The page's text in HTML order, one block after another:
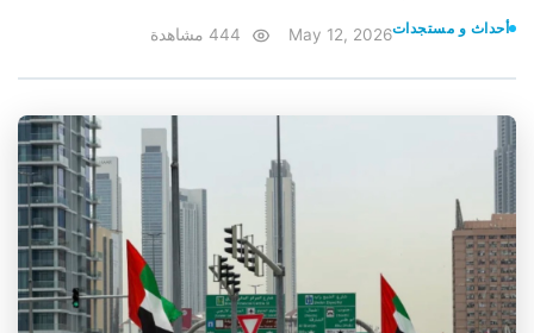
أحداث و مستجداتMay 12, 2026